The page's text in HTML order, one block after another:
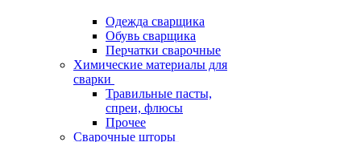
Одежда сварщика
Обувь сварщика
Перчатки сварочные
Химические материалы для
сварки
Травильные пасты,
спреи, флюсы
Прочее
Сварочные шторы